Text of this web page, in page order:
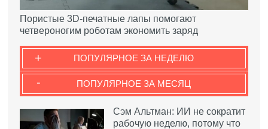
Пористые 3D-печатные лапы помогают
четвероногим роботам экономить заряд
ПОПУЛЯРНОЕ ЗА НЕДЕЛЮ
+
ПОПУЛЯРНОЕ ЗА МЕСЯЦ
-
Сэм Альтман: ИИ не сократит
рабочую неделю, потому что